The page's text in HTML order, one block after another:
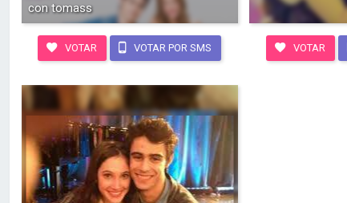
con tomass
VOTAR VOTAR POR SMS VOTAR